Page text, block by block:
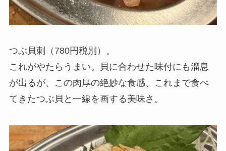
つぶ貝刺（780円税別）。
これがやたらうまい。貝に合わせた味付にも溜息
が出るが、この肉厚の絶妙な食感、これまで食べ
てきたつぶ貝と一線を画する美味さ。